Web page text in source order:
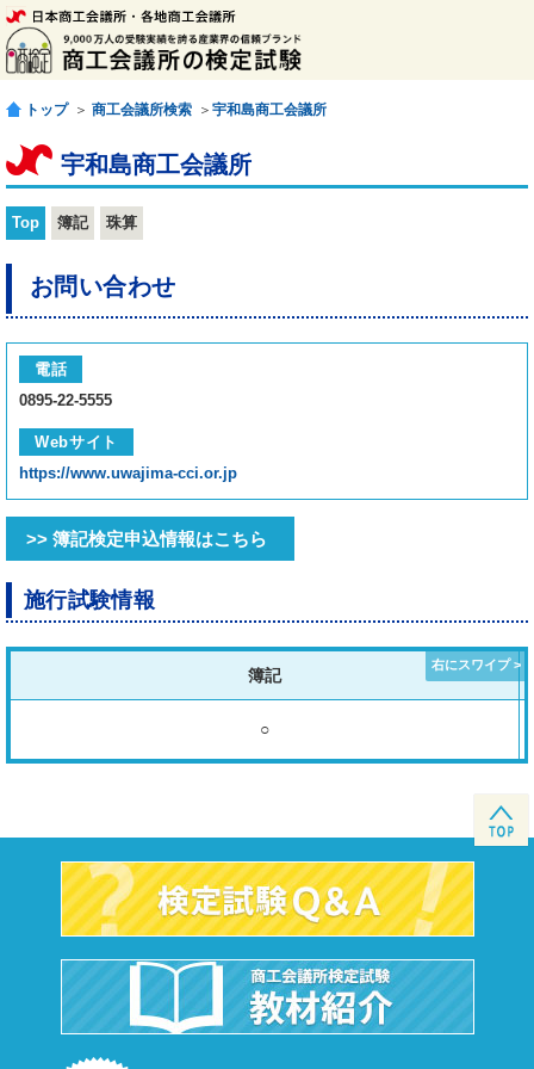
トップ ＞ 商工会議所検索 ＞ 宇和島商工会議所
宇和島商工会議所
Top 簿記 珠算
お問い合わせ
電話
0895-22-5555
Webサイト
https://www.uwajima-cci.or.jp
>> 簿記検定申込情報はこちら
施行試験情報
簿記
○